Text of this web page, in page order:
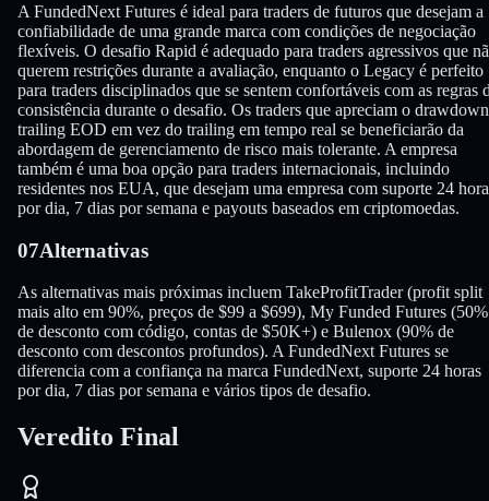
A FundedNext Futures é ideal para traders de futuros que desejam a
confiabilidade de uma grande marca com condições de negociação
flexíveis. O desafio Rapid é adequado para traders agressivos que
querem restrições durante a avaliação, enquanto o Legacy é perfeito
para traders disciplinados que se sentem confortáveis com as regras
consistência durante o desafio. Os traders que apreciam o drawdown
trailing EOD em vez do trailing em tempo real se beneficiarão da
abordagem de gerenciamento de risco mais tolerante. A empresa
também é uma boa opção para traders internacionais, incluindo
residentes nos EUA, que desejam uma empresa com suporte 24
por dia, 7 dias por semana e payouts baseados em criptomoedas.
07Alternativas
As alternativas mais próximas incluem TakeProfitTrader (profit split
mais alto em 90%, preços de $99 a $699), My Funded Futures (50%
de desconto com código, contas de $50K+) e Bulenox (90% de
desconto com descontos profundos). A FundedNext Futures se
diferencia com a confiança na marca FundedNext, suporte 24 horas
por dia, 7 dias por semana e vários tipos de desafio.
Veredito Final